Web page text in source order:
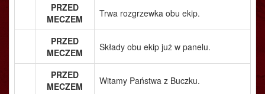
PRZED
MECZEM
Trwa rozgrzewka obu ekip.
PRZED
MECZEM
Składy obu ekip już w panelu.
PRZED
MECZEM
Witamy Państwa z Buczku.